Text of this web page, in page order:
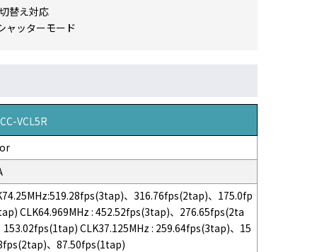
替え対応
ャッターモード
VCL5R
、316.76fps(2tap)、175.0fp
CLK64.969MHz : 452.52fps(3tap)、276.65fps(2ta
153.02fps(1tap) CLK37.125MHz : 259.64fps(3tap)、15
、87.50fps(1tap)